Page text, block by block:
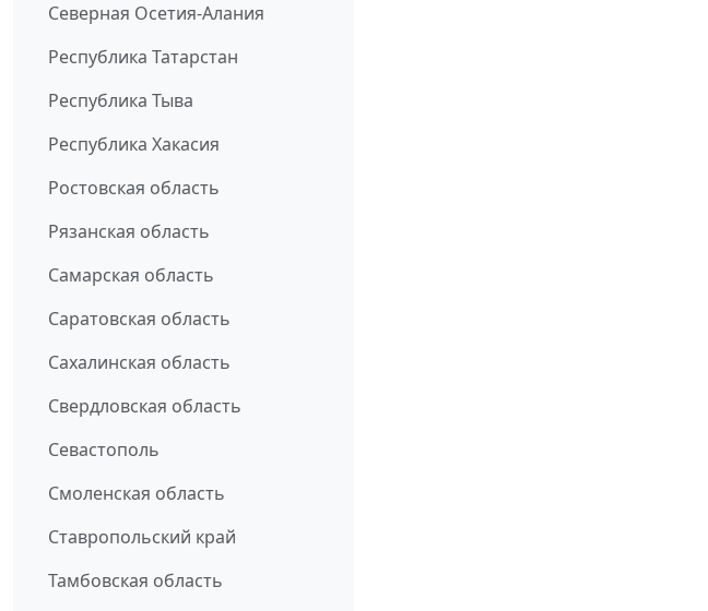
Северная Осетия-Алания
Республика Татарстан
Республика Тыва
Республика Хакасия
Ростовская область
Рязанская область
Самарская область
Саратовская область
Сахалинская область
Свердловская область
Севастополь
Смоленская область
Ставропольский край
Тамбовская область